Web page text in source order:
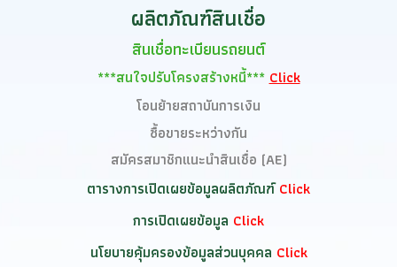
ผลิตภัณฑ์สินเชื่อ
สินเชื่อทะเบียนรถยนต์
***สนใจปรับโครงสร้างหนี้***Click
โอนย้ายสถาบันการเงิน
ซื้อขายระหว่างกัน
สมัครสมาชิกแนะนำสินเชื่อ (AE)
ตารางการเปิดเผยข้อมูลผลิตภัณฑ์Click
การเปิดเผยข้อมูล Click
นโยบายคุ้มครองข้อมูลส่วนบุคคล Click